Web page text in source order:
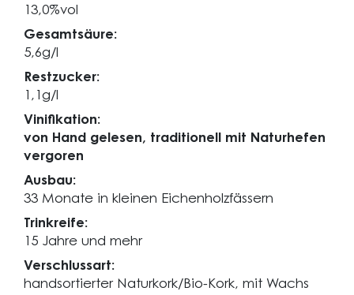
13,0%vol
Gesamtsäure:
5,6g/l
Restzucker:
1,1g/l
Vinifikation:
von Hand gelesen, traditionell mit Naturhefen
vergoren
Ausbau:
33 Monate in kleinen Eichenholzfässern
Trinkreife:
15 Jahre und mehr
Verschlussart:
handsortierter Naturkork/Bio-Kork, mit Wachs